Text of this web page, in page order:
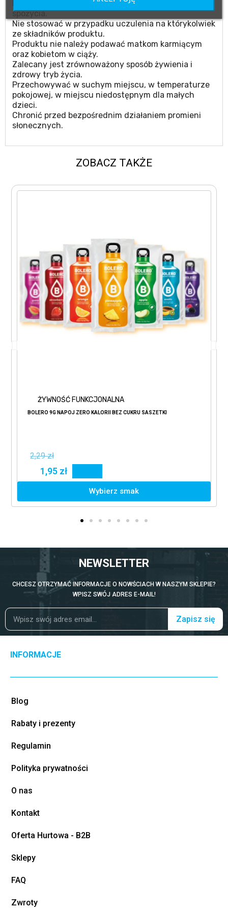
Nie należy przekraczać zalecanego dziennego
spożycia.
Nie stosować w przypadku uczulenia na którykolwiek
ze składników produktu.
Produktu nie należy podawać matkom karmiącym
oraz kobietom w ciąży.
Zalecany jest zrównoważony sposób żywienia i
zdrowy tryb życia.
Przechowywać w suchym miejscu, w temperaturze
pokojowej, w miejscu niedostępnym dla małych
dzieci.
Chronić przed bezpośrednim działaniem promieni
słonecznych.
ZOBACZ TAKŻE
ŻYWNOŚĆ FUNKCJONALNA
BOLERO 9G NAPÓJ ZERO KALORII BEZ CUKRU SASZETKI
2,29 zł
1,95 zł
Wybierz smak
NEWSLETTER
CHCESZ OTRZYMAĆ INFORMACJE O NOWŚCIACH W NASZYM SKLEPIE?
WPISZ SWÓJ ADRES E-MAIL!
Zapisz się
INFORMACJE
Blog
Rabaty i prezenty
Regulamin
Polityka prywatności
O nas
Kontakt
Oferta Hurtowa - B2B
Sklepy
FAQ
Zwroty